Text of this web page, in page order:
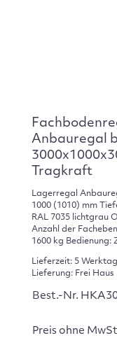
Anbauregal
Tragkraft
Lagerregal
1000 (1010) mm
RAL 7035 lichtgrau
Anzahl der
1600 kg Bedienung:
Lieferzeit: 5
Lieferung: Frei Haus
Best.-Nr.
Preis ohne